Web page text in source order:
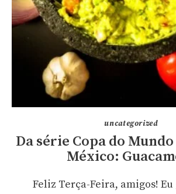
uncategorized
Da série Copa do
México:
Feliz Terça-Feira, amigos!